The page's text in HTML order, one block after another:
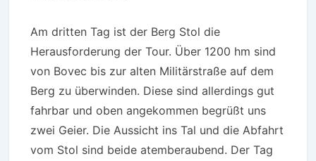
Am dritten Tag ist der Berg Stol die
Herausforderung der Tour. Über 1200 hm sind
von Bovec bis zur alten Militärstraße auf dem
Berg zu überwinden. Diese sind allerdings gut
fahrbar und oben angekommen begrüßt uns
zwei Geier. Die Aussicht ins Tal und die Abfahrt
vom Stol sind beide atemberaubend. Der Tag